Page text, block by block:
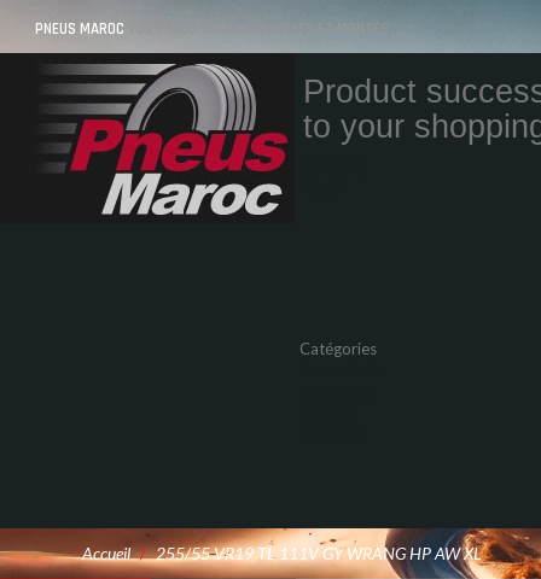
PNEUS MAROC VOS PNEUS AU MAROC LIVRÉS ET MONTÉS
Product
to your
Catégories
Accueil / 255/55 VR19 TL 111V GY WRANG HP AW XL